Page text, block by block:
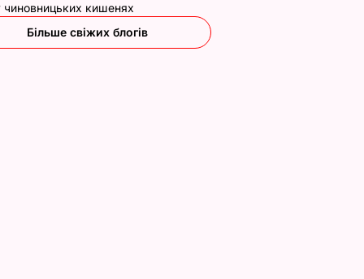
чиновницьких кишенях
Більше свіжих блогів